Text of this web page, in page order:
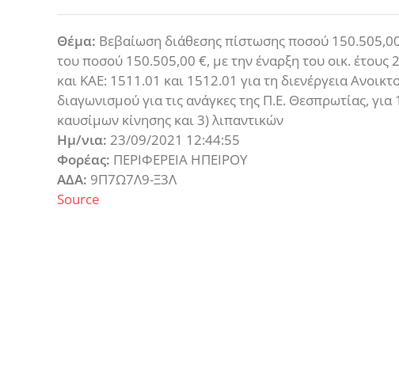
Θέμα: Βεβαίωση διάθεσης πίστωσης ποσού
του ποσού 150.505,00 €, με την έναρξη του οικ.
και ΚΑΕ: 1511.01 και 1512.01 για τη διενέργεια
διαγωνισμού για τις ανάγκες της Π.Ε. Θεσπρωτίας,
καυσίμων κίνησης και 3) λιπαντικών
Ημ/νια: 23/09/2021 12:44:55
Φορέας: ΠΕΡΙΦΕΡΕΙΑ ΗΠΕΙΡΟΥ
ΑΔΑ: 9Π7Ω7Λ9-Ξ3Λ
Source